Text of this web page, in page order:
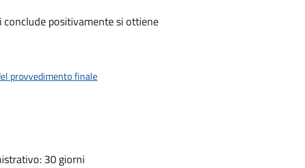
positivamente si ottiene
provvedimento finale
30 giorni